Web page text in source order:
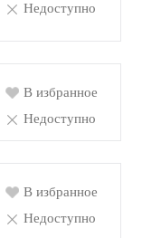
Недоступно
В избранное
Недоступно
В избранное
Недоступно